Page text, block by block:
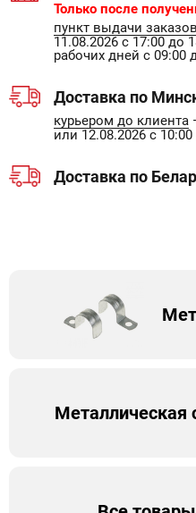
Только после
пункт выдачи
11.08.2026 с 17:00 до
рабочих дней с 09:00
Доставка по
курьером до клиента
или 12.08.2026 с
Доставка по
Металлическая